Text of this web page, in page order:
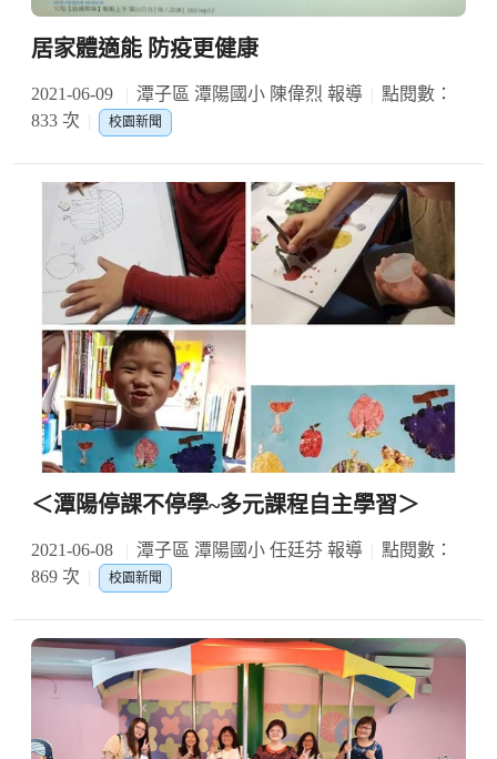
居家體適能 防疫更健康
2021-06-09 潭子區 潭陽國小 陳偉烈 報導
點閱數：
833 次
校園新聞
＜潭陽停課不停學~多元課程自主學習＞
2021-06-08 潭子區 潭陽國小 任廷芬 報導
點閱數：
869 次
校園新聞